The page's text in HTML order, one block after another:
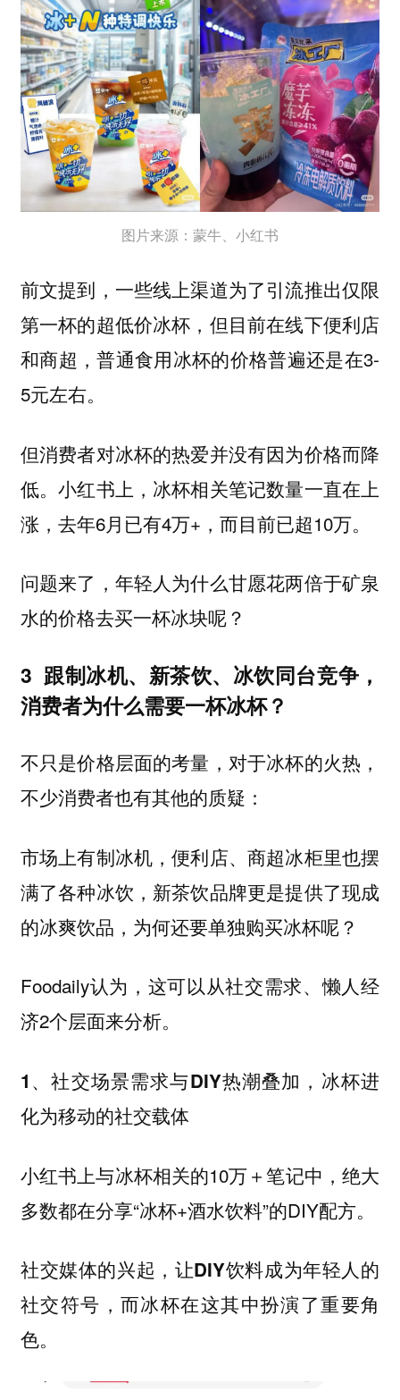
图片来源：蒙牛、小红书
前文提到，一些线上渠道为了引流推出仅限
第一杯的超低价冰杯，但目前在线下便利店
和商超，普通食用冰杯的价格普遍还是在3-
5元左右。
但消费者对冰杯的热爱并没有因为价格而降
低。小红书上，冰杯相关笔记数量一直在上
涨，去年6月已有4万+，而目前已超10万。
问题来了，年轻人为什么甘愿花两倍于矿泉
水的价格去买一杯冰块呢？
3 跟制冰机、新茶饮、冰饮同台竞争，
消费者为什么需要一杯冰杯？
不只是价格层面的考量，对于冰杯的火热，
不少消费者也有其他的质疑：
市场上有制冰机，便利店、商超冰柜里也摆
满了各种冰饮，新茶饮品牌更是提供了现成
的冰爽饮品，为何还要单独购买冰杯呢？
Foodaily认为，这可以从社交需求、懒人经
济2个层面来分析。
1、社交场景需求与DIY热潮叠加，冰杯进
化为移动的社交载体
小红书上与冰杯相关的10万＋笔记中，绝大
多数都在分享“冰杯+酒水饮料”的DIY配方。
社交媒体的兴起，让DIY饮料成为年轻人的
社交符号，而冰杯在这其中扮演了重要角
色。